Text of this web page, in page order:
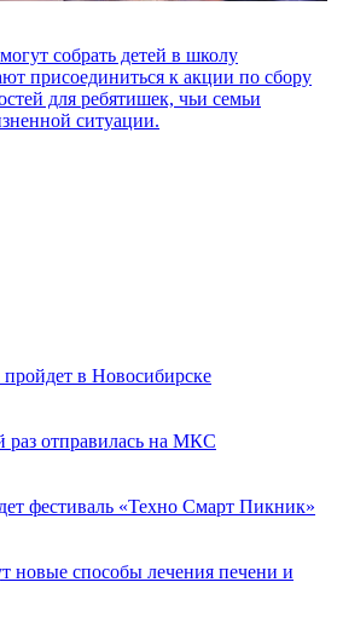
собрать детей в школу
присоединиться к акции по сбору
для ребятишек, чьи семьи
ситуации.
пройдет в Новосибирске
раз отправилась на МКС
фестиваль «Техно Смарт Пикник»
новые способы лечения печени и